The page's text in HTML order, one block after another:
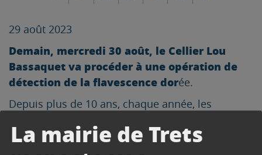
La mairie de Trets
29 août 2023
Demain, mercredi 30 août, le Cellier Lou
Bassaquet va procéder à une opération de
détection de la flavescence dorée.
Depuis plus de 10 ans, chaque année, les
l’absence d’une maladie dans le vignoble tretsois.